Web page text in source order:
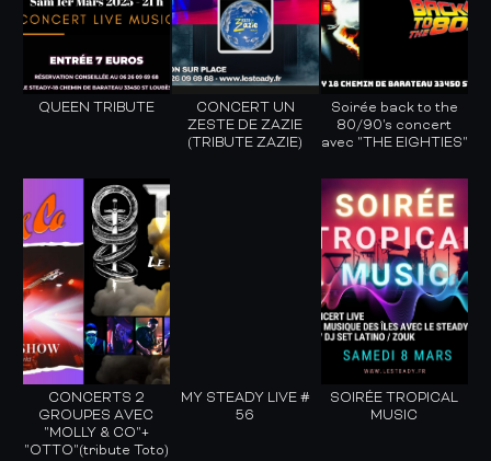
QUEEN TRIBUTE
CONCERT UN
ZESTE DE ZAZIE
(TRIBUTE ZAZIE)
Soirée back to the
80/90's concert
avec "THE EIGHTIES"
CONCERTS 2
GROUPES AVEC
"MOLLY & CO"+
"OTTO"(tribute Toto)
MY STEADY LIVE #
56
SOIRÉE TROPICAL
MUSIC